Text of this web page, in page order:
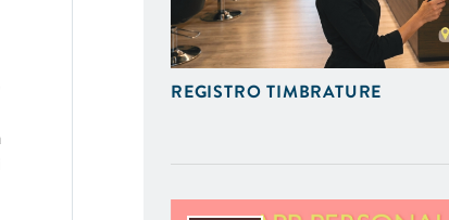
REGISTRO TIMBRATURE